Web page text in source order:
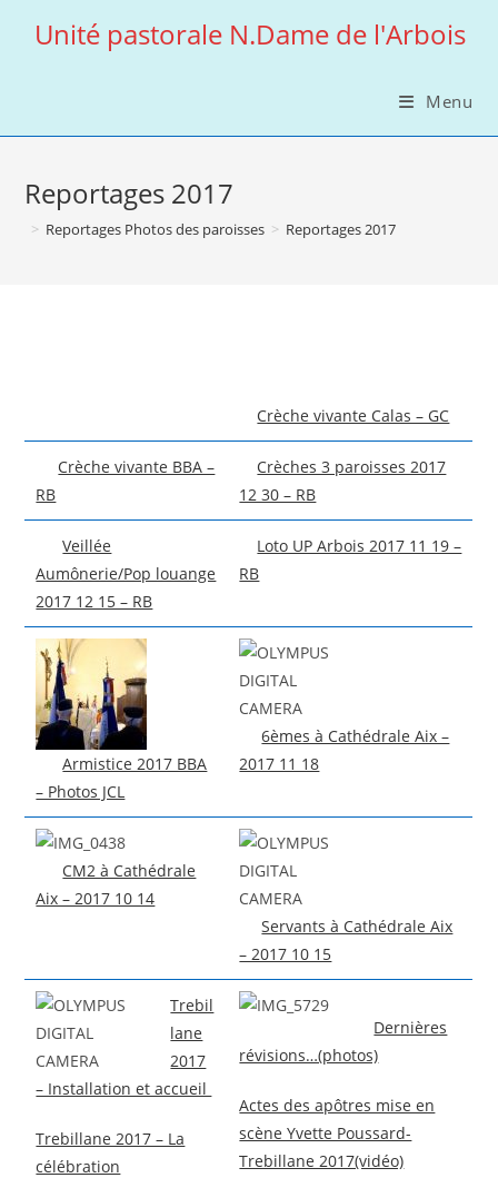
Unité pastorale N.Dame de l'Arbois
Menu
Reportages 2017
> Reportages Photos des paroisses > Reportages 2017
Crèche vivante Calas – GC
Crèche vivante BBA –
RB
Crèches 3 paroisses 2017
12 30 – RB
Veillée
Aumônerie/Pop louange
2017 12 15 – RB
Loto UP Arbois 2017 11 19 –
RB
Armistice 2017 BBA
– Photos JCL
6èmes à Cathédrale Aix –
2017 11 18
CM2 à Cathédrale
Aix – 2017 10 14
Servants à Cathédrale Aix
– 2017 10 15
Trebil
lane
2017
– Installation et accueil
Trebillane 2017 – La
célébration
Dernières
révisions…(photos)
Actes des apôtres mise en
scène Yvette Poussard-
Trebillane 2017(vidéo)